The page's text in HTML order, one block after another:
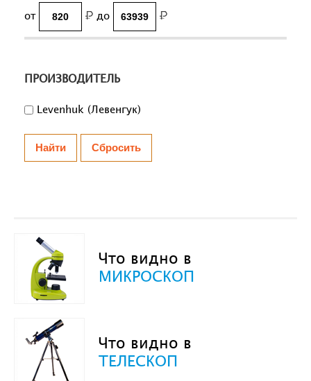
от до
ПРОИЗВОДИТЕЛЬ
Levenhuk (Левенгук)
Что видно в
МИКРОСКОП
Что видно в
ТЕЛЕСКОП